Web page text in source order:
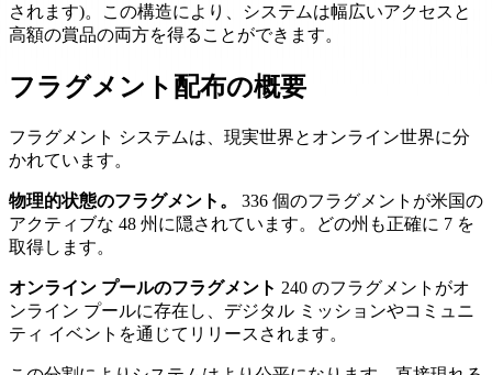
されます)。この構造により、システムは幅広いアクセスと
高額の賞品の両方を得ることができます。
フラグメント配布の概要
フラグメント システムは、現実世界とオンライン世界に分
かれています。
物理的状態のフラグメント。
336 個のフラグメントが米国の
アクティブな 48 州に隠されています。どの州も正確に 7 を
取得します。
オンライン プールのフラグメント 240 のフラグメントがオ
ンライン プールに存在し、デジタル ミッションやコミュニ
ティ イベントを通じてリリースされます。